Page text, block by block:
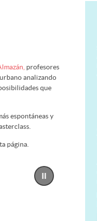
profesores
analizando
que
espontáneas y
página.